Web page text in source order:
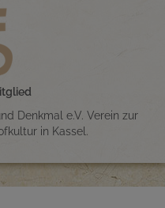
Denkmal e.V. Verein zur
in Kassel.